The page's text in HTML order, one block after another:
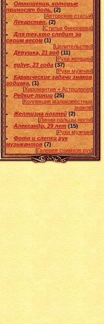
Отношения, которые
приносят боль. (2)
[Авторские статьи]
Лекарство. (2)
[Статьи Финогеева]
Для тех,кто следит за
своим весом (1)
[Целительство]
Девушка, 21 год (11)
[Руки женщин]
eglive, 23 года (37)
[Руки мужчин]
Кармические задачи знаков
зодиака. (1)
[Хиромантия + Астрология]
Редкие линии (25)
[Коллекция малоизвестных
знаков]
Желтизна ногтей (2)
[Линии,пальцы,ногти]
Александр, 29 лет (15)
[Руки мужчин]
Фото и слепки рук
музыкантов (7)
[Галерея снимков рук]